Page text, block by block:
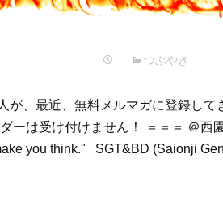
つぶやき
が、最近、無料メルマガに登録して
ーは受け付けません！ ＝＝＝ ＠西
you think." SGT&BD (Saionji